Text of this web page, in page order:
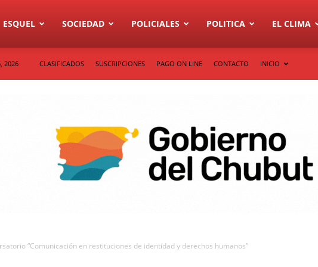
Diario
La
ESQUEL SOCIEDAD POLICIALES POLITICA EL CLIMA
2026 CLASIFICADOS SUSCRIPCIONES PAGO ON LINE CONTACTO INICIO
“Comunicación en restituciones de identidad y derechos humanos”